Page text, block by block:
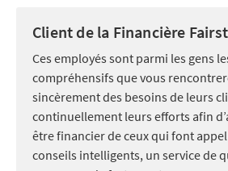
Client de la Financière
Ces employés sont parmi les gens
compréhensifs que vous
sincèrement des besoins de leurs
continuellement leurs efforts afin
être financier de ceux qui font appel
conseils intelligents, un service de